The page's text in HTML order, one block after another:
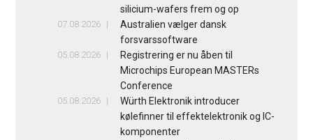
silicium-wafers frem og op
07.08.2026
Australien vælger dansk
forsvarssoftware
05.08.2026
Registrering er nu åben til
Microchips European MASTERs
Conference
05.08.2026
Würth Elektronik introducer
kølefinner til effektelektronik og IC-
komponenter